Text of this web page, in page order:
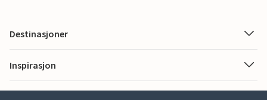
Destinasjoner
Inspirasjon